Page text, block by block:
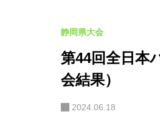
静岡県大会
第44回全日本
会結果）
2024.06.18